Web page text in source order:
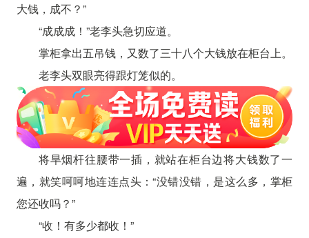
大钱，成不？”
“成成成！”老李头急切应道。
掌柜拿出五吊钱，又数了三十八个大钱放在柜台上。
老李头双眼亮得跟灯笼似的。
将旱烟杆往腰带一插，就站在柜台边将大钱数了一
遍，就笑呵呵地连连点头：“没错没错，是这么多，掌柜
您还收吗？”
“收！有多少都收！”